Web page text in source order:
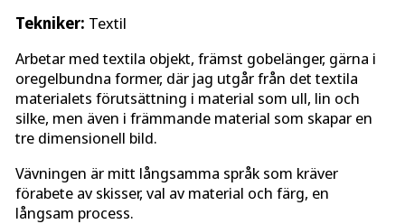
Tekniker: Textil
Arbetar med textila objekt, främst gobelänger, gärna i
oregelbundna former, där jag utgår från det textila
materialets förutsättning i material som ull, lin och
silke, men även i främmande material som skapar en
tre dimensionell bild.
Vävningen är mitt långsamma språk som kräver
förabete av skisser, val av material och färg, en
långsam process.